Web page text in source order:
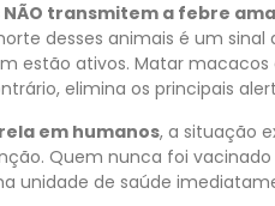
transmitem a febre
desses animais é um sinal
estão ativos. Matar
elimina os principais
em humanos, a situação
Quem nunca foi
unidade de saúde